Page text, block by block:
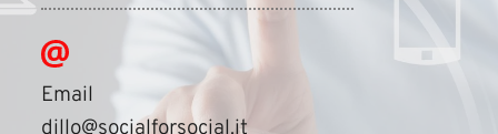
Email
dillo@socialforsocial.it